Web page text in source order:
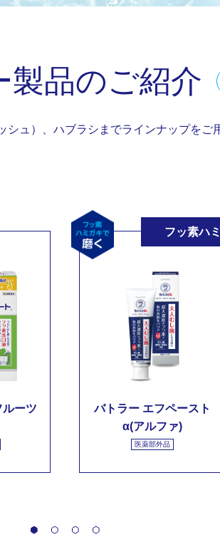
製品のご紹介
ュ）、ハブラシまでラインナップをご
ルーツ
フッ素ハ
バトラー エフペースト
α(アルファ)
医薬部外品